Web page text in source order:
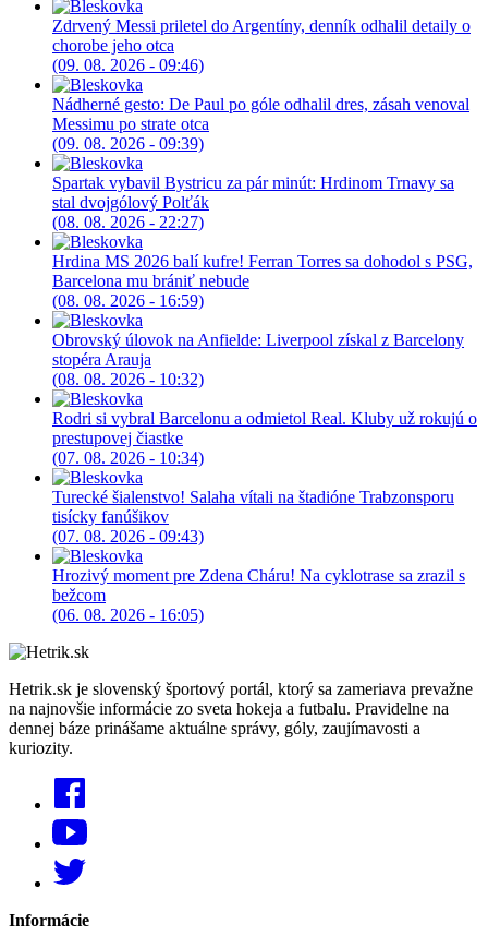
Zdrvený Messi priletel do Argentíny, denník odhalil detaily o
chorobe jeho otca
(09. 08. 2026 - 09:46)
Nádherné gesto: De Paul po góle odhalil dres, zásah venoval
Messimu po strate otca
(09. 08. 2026 - 09:39)
Spartak vybavil Bystricu za pár minút: Hrdinom Trnavy sa
stal dvojgólový Polťák
(08. 08. 2026 - 22:27)
Hrdina MS 2026 balí kufre! Ferran Torres sa dohodol s PSG,
Barcelona mu brániť nebude
(08. 08. 2026 - 16:59)
Obrovský úlovok na Anfielde: Liverpool získal z Barcelony
stopéra Arauja
(08. 08. 2026 - 10:32)
Rodri si vybral Barcelonu a odmietol Real. Kluby už rokujú o
prestupovej čiastke
(07. 08. 2026 - 10:34)
Turecké šialenstvo! Salaha vítali na štadióne Trabzonsporu
tisícky fanúšikov
(07. 08. 2026 - 09:43)
Hrozivý moment pre Zdena Cháru! Na cyklotrase sa zrazil s
bežcom
(06. 08. 2026 - 16:05)
Hetrik.sk je slovenský športový portál, ktorý sa zameriava prevažne
na najnovšie informácie zo sveta hokeja a futbalu. Pravidelne na
dennej báze prinášame aktuálne správy, góly, zaujímavosti a
kuriozity.
Informácie